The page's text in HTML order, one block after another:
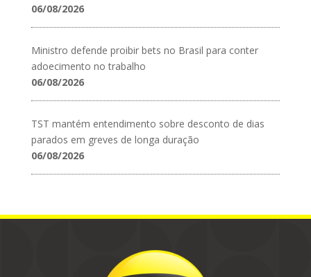
06/08/2026
Ministro defende proibir bets no Brasil para conter
adoecimento no trabalho
06/08/2026
TST mantém entendimento sobre desconto de dias
parados em greves de longa duração
06/08/2026